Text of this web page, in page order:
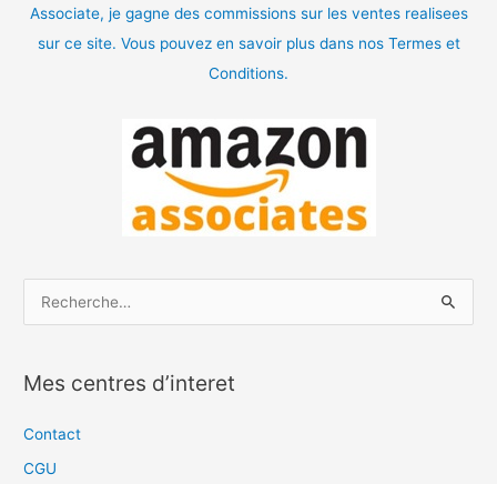
Associate, je gagne des commissions sur les ventes realisees
sur ce site. Vous pouvez en savoir plus dans nos Termes et
Conditions.
h
e
Mes centres d’interet
Contact
CGU